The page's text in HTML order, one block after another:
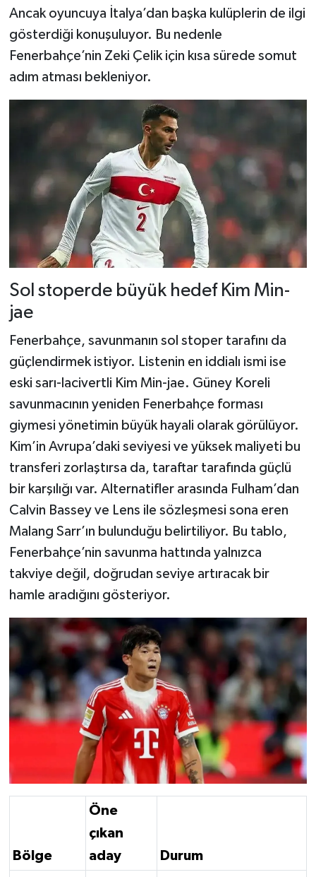
Ancak oyuncuya İtalya’dan başka kulüplerin de ilgi
gösterdiği konuşuluyor. Bu nedenle
Fenerbahçe’nin Zeki Çelik için kısa sürede somut
adım atması bekleniyor.
Sol stoperde büyük hedef Kim Min-
jae
Fenerbahçe, savunmanın sol stoper tarafını da
güçlendirmek istiyor. Listenin en iddialı ismi ise
eski sarı-lacivertli Kim Min-jae. Güney Koreli
savunmacının yeniden Fenerbahçe forması
giymesi yönetimin büyük hayali olarak görülüyor.
Kim’in Avrupa’daki seviyesi ve yüksek maliyeti bu
transferi zorlaştırsa da, taraftar tarafında güçlü
bir karşılığı var. Alternatifler arasında Fulham’dan
Calvin Bassey ve Lens ile sözleşmesi sona eren
Malang Sarr’ın bulunduğu belirtiliyor. Bu tablo,
Fenerbahçe’nin savunma hattında yalnızca
takviye değil, doğrudan seviye artıracak bir
hamle aradığını gösteriyor.
Bölge
Öne
çıkan
aday
Durum